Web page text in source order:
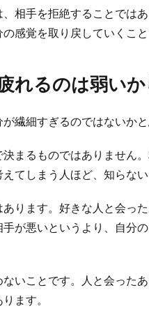
相手を拒絶することでは
感覚を取り戻していくこと
れるのは弱い
繊細すぎるのではないかと
まるものではありません
てしまう人ほど、知らな
ります。好きな人と会っ
が悪いというより、自分
いことです。人と会った
ます。